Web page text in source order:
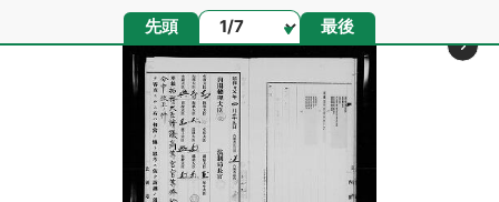
先頭 ページ 最後